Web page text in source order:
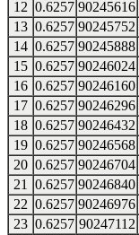
12 0.6257 90245616
13 0.6257 90245752
14 0.6257 90245888
15 0.6257 90246024
16 0.6257 90246160
17 0.6257 90246296
18 0.6257 90246432
19 0.6257 90246568
20 0.6257 90246704
21
0.6257 90246840
22 0.6257 90246976
23 0.6257 90247112